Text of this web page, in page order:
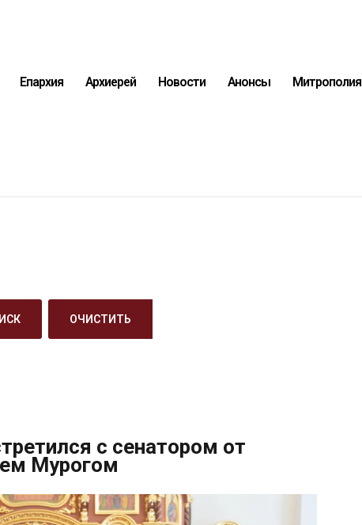
Епархия Архиерей Новости Анонсы Митрополия
ОЧИСТИТЬ
с сенатором от
Мурогом